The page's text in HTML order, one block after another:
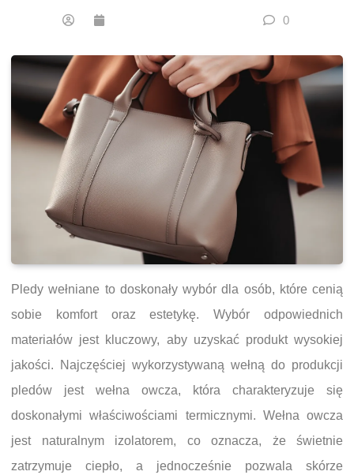
0
Pledy wełniane to doskonały wybór dla osób, które cenią
sobie komfort oraz estetykę. Wybór odpowiednich
materiałów jest kluczowy, aby uzyskać produkt wysokiej
jakości. Najczęściej wykorzystywaną wełną do produkcji
pledów jest wełna owcza, która charakteryzuje się
doskonałymi właściwościami termicznymi. Wełna owcza
jest naturalnym izolatorem, co oznacza, że świetnie
zatrzymuje ciepło, a jednocześnie pozwala skórze